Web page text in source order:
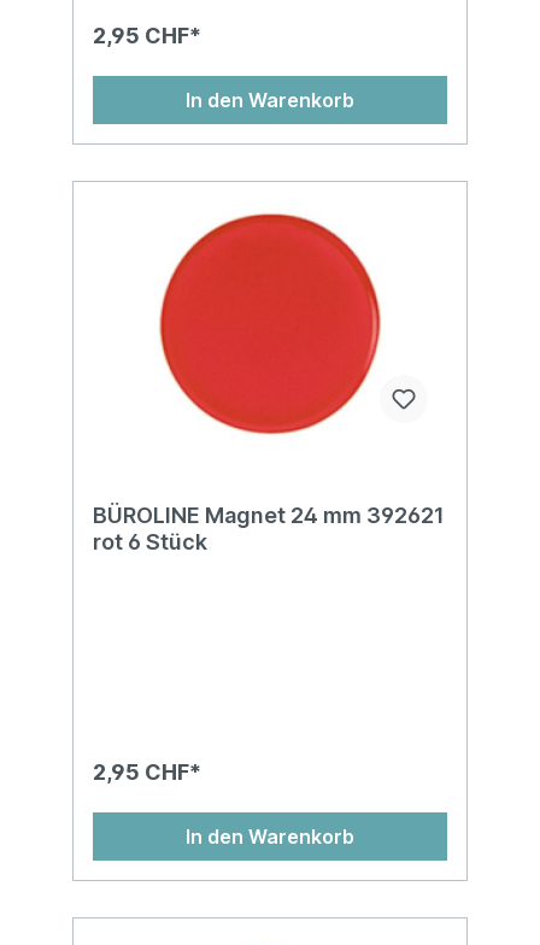
2,95 CHF*
In den Warenkorb
BÜROLINE Magnet 24 mm 392621
rot 6 Stück
2,95 CHF*
In den Warenkorb